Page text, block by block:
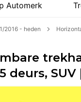
Automerk
2016 - heden
SUV